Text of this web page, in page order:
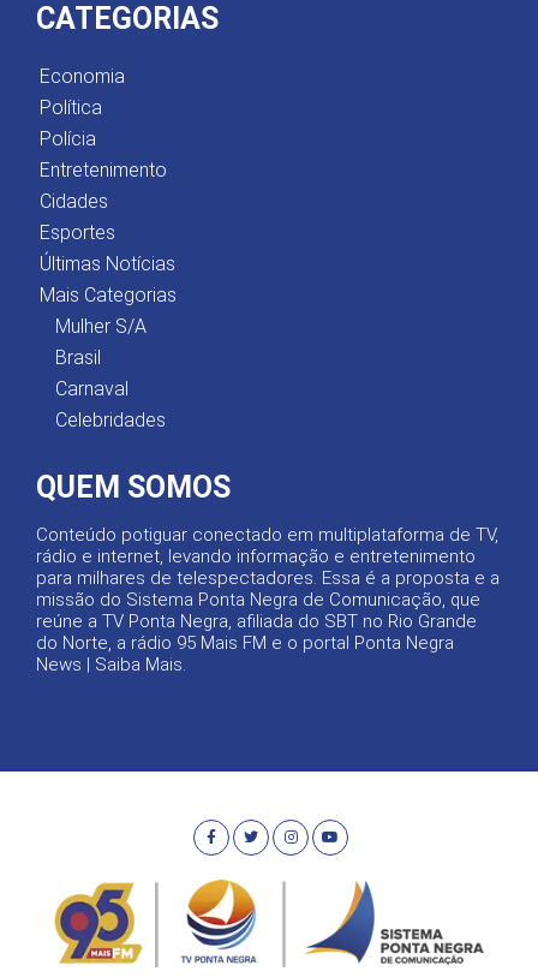
CATEGORIAS
Economia
Política
Polícia
Entretenimento
Cidades
Esportes
Últimas Notícias
Mais Categorias
Mulher S/A
Brasil
Carnaval
Celebridades
QUEM SOMOS
Conteúdo potiguar conectado em multiplataforma de TV,
rádio e internet, levando informação e entretenimento
para milhares de telespectadores. Essa é a proposta e a
missão do Sistema Ponta Negra de Comunicação, que
reúne a TV Ponta Negra, afiliada do SBT no Rio Grande
do Norte, a rádio 95 Mais FM e o portal Ponta Negra
News | Saiba Mais.